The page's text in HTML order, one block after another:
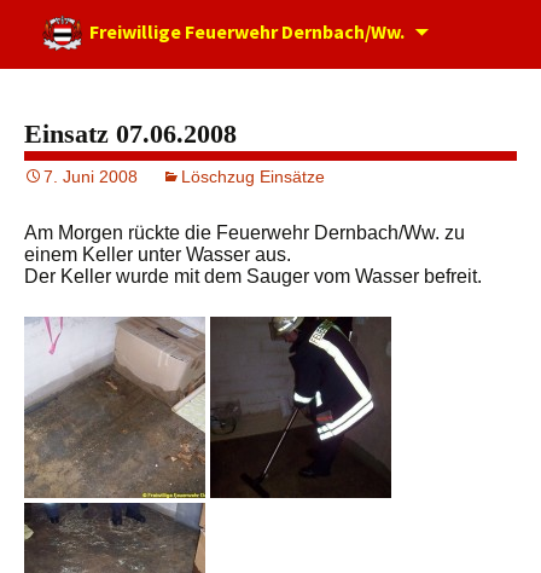
Freiwillige Feuerwehr Dernbach/Ww.
Einsatz 07.06.2008
7. Juni 2008 Löschzug Einsätze
Am Morgen rückte die Feuerwehr Dernbach/Ww. zu
einem Keller unter Wasser aus.
Der Keller wurde mit dem Sauger vom Wasser befreit.